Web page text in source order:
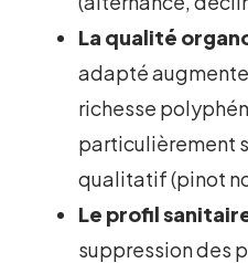
La qualité
adapté
richesse
particulièrement
qualitatif (pinot
Le profil
suppression des